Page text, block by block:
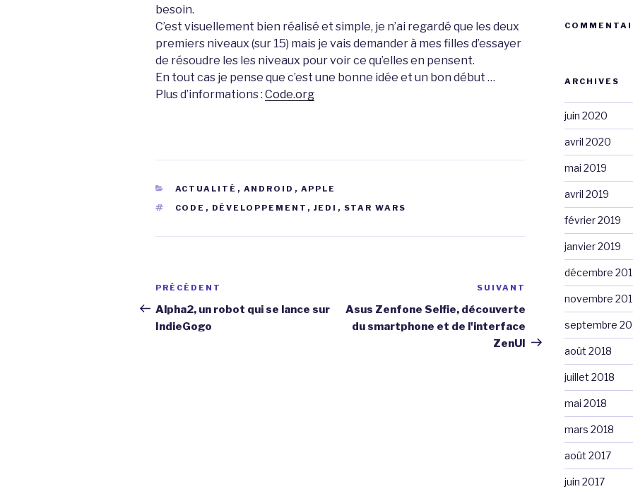
besoin.
C’est visuellement bien réalisé et simple, je n’ai regardé que les deux
premiers niveaux (sur 15) mais je vais demander à mes filles d’essayer
de résoudre les les niveaux pour voir ce qu’elles en pensent.
En tout cas je pense que c’est une bonne idée et un bon début …
Plus d’informations : Code.org
CATÉGORIES
ACTUALITÉ , ANDROID , APPLE
ÉTIQUETTES
CODE , DÉVELOPPEMENT , JEDI , STAR WARS
Navigation
de
l’article
Article
précédent
PRÉCÉDENT
Alpha2, un robot qui se lance sur
IndieGogo
Article
suivant
SUIVANT
Asus Zenfone Selfie, découverte
du smartphone et de l'interface
ZenUI
ARCHIVES
juin 2020
avril 2020
mai 2019
avril 2019
février 2019
janvier 2019
décembre
novembre
septembre
août 2018
juillet 2018
mai 2018
mars 2018
août 2017
juin 2017